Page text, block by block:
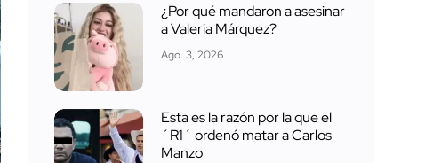
¿Por qué mandaron a asesinar
a Valeria Márquez?
Ago. 3, 2026
Esta es la razón por la que el
´R1´ ordenó matar a Carlos
Manzo